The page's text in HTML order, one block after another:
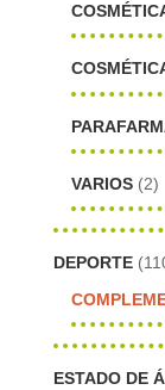
VARIOS (2)
DEPORTE
ESTADO DE